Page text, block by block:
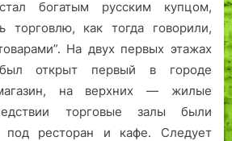
богатым русским купцом,
торговлю, как тогда говорили,
На двух первых этажах
открыт первый в городе
на верхних — жилые
торговые залы были
под ресторан и кафе. Следует